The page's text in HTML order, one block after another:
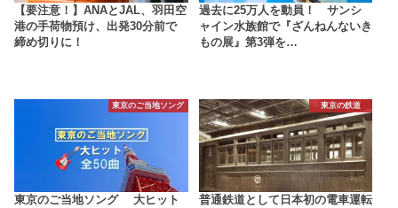
【要注意！】ANAとJAL、羽田空
港の手荷物預け、出発30分前で
締め切りに！
過去に25万人を動員！ サンシ
ャイン水族館で『ざんねんないき
もの展』第3弾を…
東京のご当地ソング
東京のご当地ソング 大ヒット
東京の鉄道
普通鉄道として日本初の電車運転